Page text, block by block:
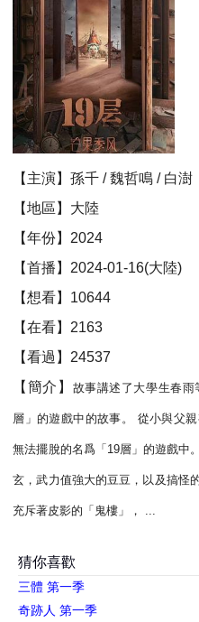
【主演】孫千 / 魏哲鳴 / 白澍
【地區】大陸
【年份】2024
【首播】2024-01-16(大陸)
【想看】10644
【在看】2163
【看過】24537
【簡介】 故事講述了大學生春
層」的遊戲中的故事。 從小與父
無法擺脫的名爲「19層」的遊戲中
玄，武力值強大的豆豆，以及搞怪
充斥著皮影的「鬼樓」， ...
猜你喜歡
三體 第一季
奇跡人 第一季